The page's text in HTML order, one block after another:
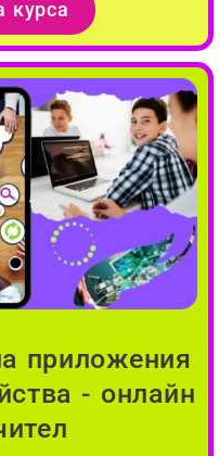
курса
приложения
- онлайн